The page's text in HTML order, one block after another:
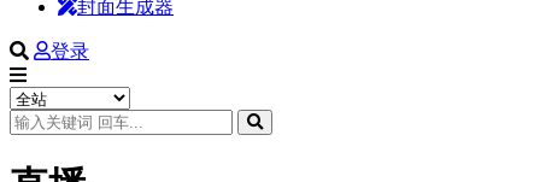
封面生成器
登录